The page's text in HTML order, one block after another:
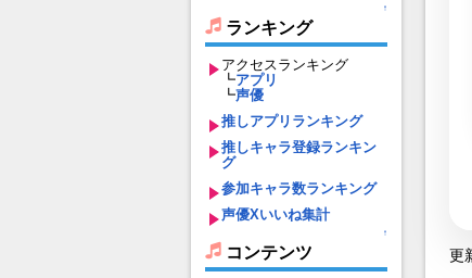
↑
ランキング
アクセスランキング
┗アプリ
┗声優
推しアプリランキング
推しキャラ登録ランキン
グ
参加キャラ数ランキング
声優Xいいね集計
↑
コンテンツ 更